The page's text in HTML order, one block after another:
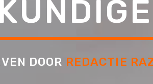
DOOR REDACTIE